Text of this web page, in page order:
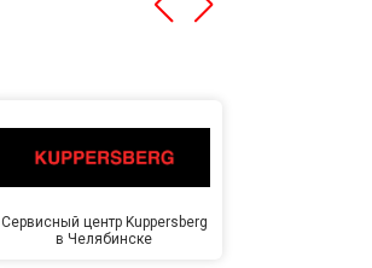
Сервисный центр Kuppersberg
в Челябинске